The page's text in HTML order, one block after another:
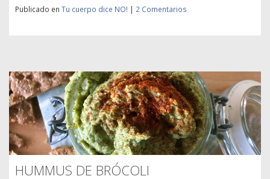
Publicado en Tu cuerpo dice NO! | 2 Comentarios
HUMMUS DE BRÓCOLI